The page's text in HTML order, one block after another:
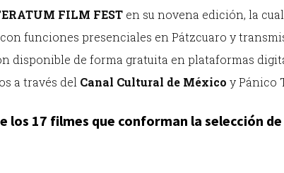
FILM FEST en su novena edición, la
funciones presenciales en Pátzcuaro y
disponible de forma gratuita en plataformas
a través del Canal Cultural de México y Pánico
los 17 filmes que conforman la selección de